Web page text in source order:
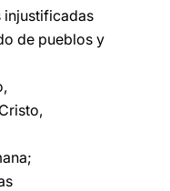
injustificadas
de pueblos y